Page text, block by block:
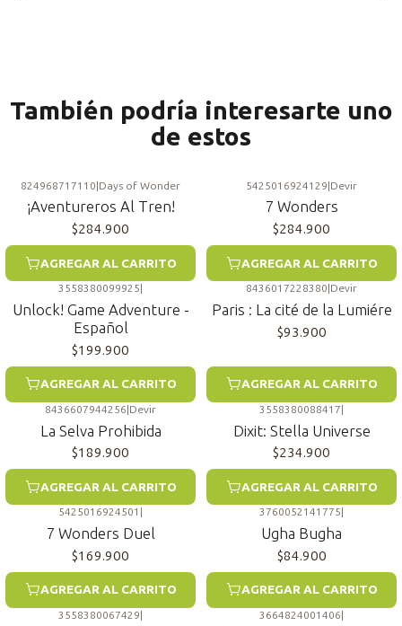
También podría interesarte uno
de estos
824968717110|Days of Wonder
¡Aventureros Al Tren!
$284.900
AGREGAR AL CARRITO
5425016924129|Devir
7 Wonders
$284.900
AGREGAR AL CARRITO
3558380099925
Unlock! Game Adventure -
Español
$199.900
AGREGAR AL CARRITO
8436017228380 Devir
Paris : La cité de la Lumiére
$93.900
AGREGAR AL CARRITO
8436607944256|Devir
La Selva Prohibida
$189.900
AGREGAR AL CARRITO
3558380088417|
Dixit: Stella Universe
$234.900
AGREGAR AL CARRITO
5425016924501
7 Wonders Duel
$169.900
AGREGAR AL CARRITO
3760052141775
Ugha Bugha
$84.900
AGREGAR AL CARRITO
3558380067429 3664824001406